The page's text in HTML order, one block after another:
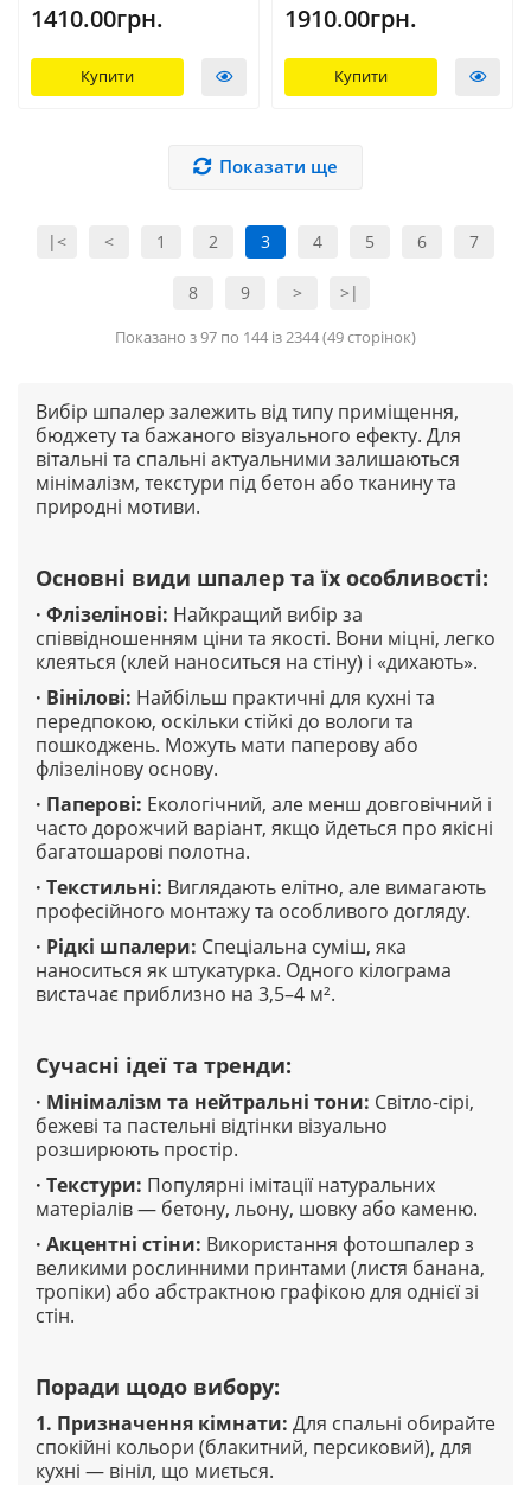
1410.00грн.
Купити
1910.00грн.
Купити
Показати ще
|< < 1 2 3 4 5 6 7
8 9 > >|
Показано з 97 по 144 із 2344 (49 сторінок)
Вибір шпалер залежить від типу приміщення,
бюджету та бажаного візуального ефекту. Для
вітальні та спальні актуальними залишаються
мінімалізм, текстури під бетон або тканину та
природні мотиви.
Основні види шпалер та їх особливості:
· Флізелінові: Найкращий вибір за
співвідношенням ціни та якості. Вони міцні, легко
клеяться (клей наноситься на стіну) і «дихають».
· Вінілові: Найбільш практичні для кухні та
передпокою, оскільки стійкі до вологи та
пошкоджень. Можуть мати паперову або
флізелінову основу.
· Паперові: Екологічний, але менш довговічний і
часто дорожчий варіант, якщо йдеться про якісні
багатошарові полотна.
· Текстильні: Виглядають елітно, але вимагають
професійного монтажу та особливого догляду.
· Рідкі шпалери: Спеціальна суміш, яка
наноситься як штукатурка. Одного кілограма
вистачає приблизно на 3,5–4 м².
Сучасні ідеї та тренди:
· Мінімалізм та нейтральні тони: Світло-сірі,
бежеві та пастельні відтінки візуально
розширюють простір.
· Текстури: Популярні імітації натуральних
матеріалів — бетону, льону, шовку або каменю.
· Акцентні стіни: Використання фотошпалер з
великими рослинними принтами (листя банана,
тропіки) або абстрактною графікою для однієї зі
стін.
Поради щодо вибору:
1. Призначення кімнати: Для спальні обирайте
спокійні кольори (блакитний, персиковий), для
кухні — вініл, що миється.